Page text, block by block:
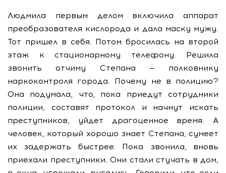
Людмила первым делом включила аппарат
преобразователя кислорода и дала маску мужу.
Тот пришел в себя. Потом бросилась на второй
этаж к стационарному телефону. Решила
звонить отчиму Степана — полковнику
наркоконтроля города. Почему не в полицию?
Она подумала, что, пока приедут сотрудники
полиции, составят протокол и начнут искать
преступников, уйдет драгоценное время. А
человек, который хорошо знает Степана, сумеет
их задержать быстрее. Пока звонила, вновь
приехали преступники. Они стали стучать в дом,